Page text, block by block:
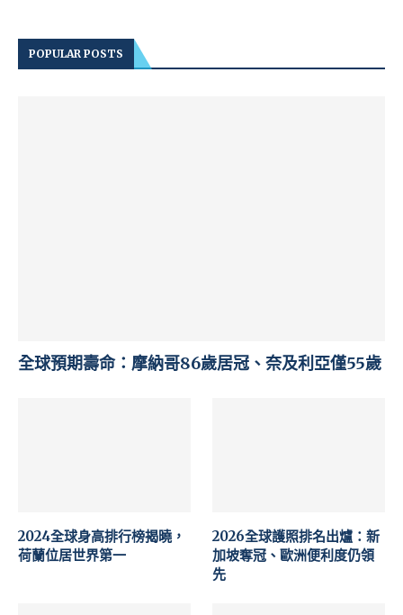
POPULAR POSTS
全球預期壽命：摩納哥86歲居冠、奈及利亞僅55歲
2024全球身高排行榜揭曉，
荷蘭位居世界第一
2026全球護照排名出爐：新
加坡奪冠、歐洲便利度仍領
先